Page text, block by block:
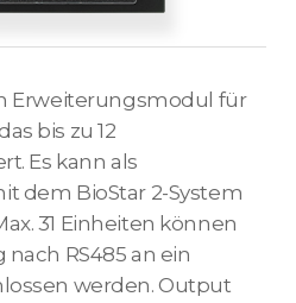
Erweiterungsmodul für
bis zu 12
Es kann als
dem BioStar 2-System
31 Einheiten können
RS485 an ein
werden. Output